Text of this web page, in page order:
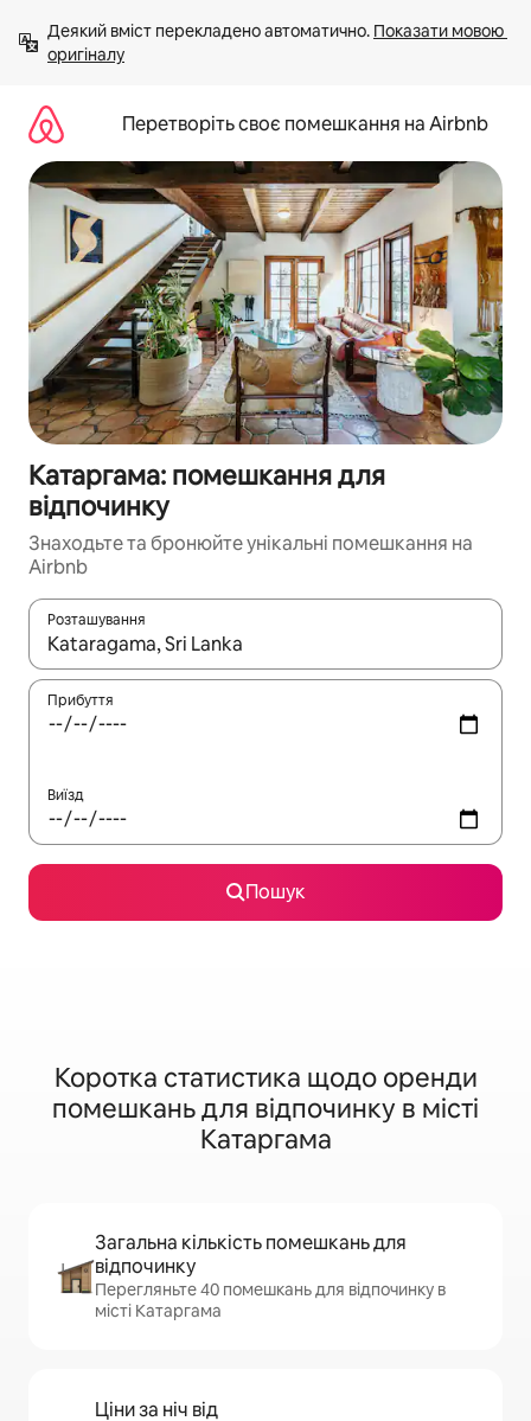
вмісту
Деякий вміст перекладено автоматично. Показати мовою
оригіналу
Перетворіть своє помешкання на Airbnb
Катаргама: помешкання для
відпочинку
Знаходьте та бронюйте унікальні помешкання на
Airbnb
Розташування
Отримавши результати пошуку, використовуйте для
Прибуття
Виїзд
Пошук
Коротка статистика щодо оренди
помешкань для відпочинку в місті
Катаргама
Загальна кількість помешкань для
відпочинку
Перегляньте 40 помешкань для відпочинку в
місті Катаргама
Ціни за ніч від